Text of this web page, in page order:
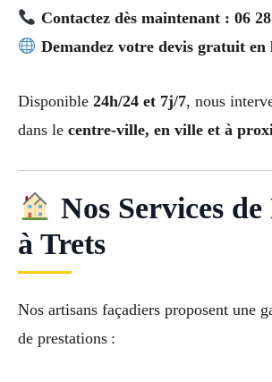
Contactez dès maintenant : 06
Demandez votre devis gratuit en
Disponible 24h/24 et 7j/7, nous
dans le centre-ville, en ville et à
Nos Services de
à Trets
Nos artisans façadiers proposent une
de prestations :